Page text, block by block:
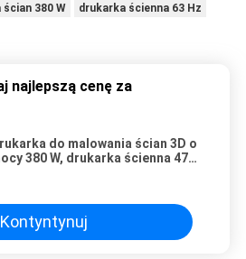
ścian 380 W
drukarka ścienna 63 Hz
najlepszą cenę za
do malowania ścian 3D o
380 W, drukarka ścienna 47
Kontyntynuj